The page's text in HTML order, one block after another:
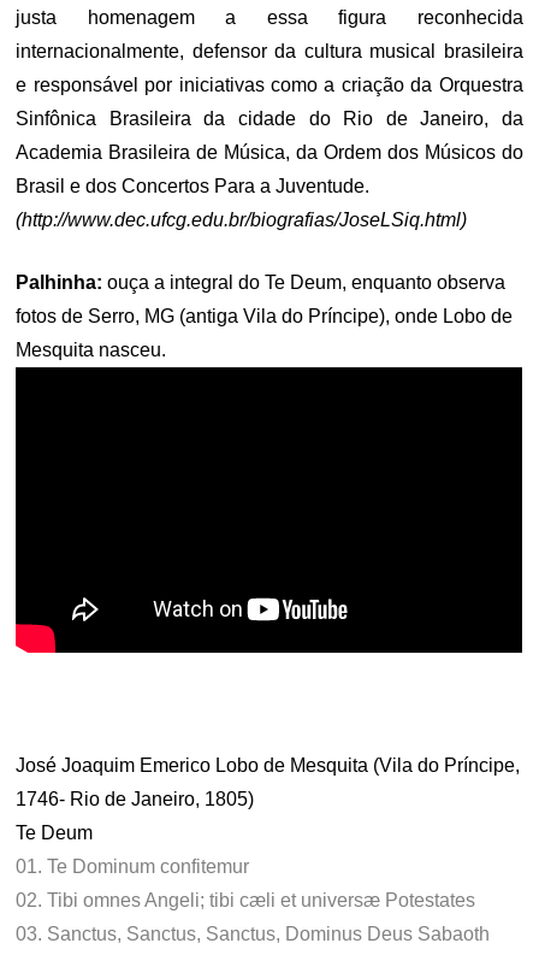
justa homenagem a essa figura reconhecida
internacionalmente, defensor da cultura musical brasileira
e responsável por iniciativas como a criação da Orquestra
Sinfônica Brasileira da cidade do Rio de Janeiro, da
Academia Brasileira de Música, da Ordem dos Músicos do
Brasil e dos Concertos Para a Juventude.
(http://www.dec.ufcg.edu.br/biografias/JoseLSiq.html)
Palhinha: ouça a integral do Te Deum, enquanto observa
fotos de Serro, MG (antiga Vila do Príncipe), onde Lobo de
Mesquita nasceu.
José Joaquim Emerico Lobo de Mesquita (Vila do Príncipe,
1746- Rio de Janeiro, 1805)
Te Deum
01. Te Dominum confitemur
02. Tibi omnes Angeli; tibi cæli et universæ Potestates
03. Sanctus, Sanctus, Sanctus, Dominus Deus Sabaoth